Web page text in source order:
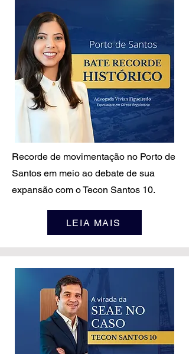
Recorde de movimentação no Porto de
Santos em meio ao debate de sua
expansão com o Tecon Santos 10.
LEIA MAIS